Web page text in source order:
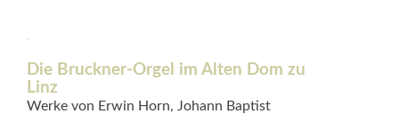
Die Bruckner-Orgel im Alten Dom zu
Linz
Werke von Erwin Horn, Johann Baptist